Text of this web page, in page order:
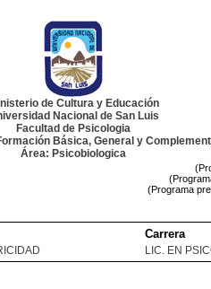
de Cultura y Educación
Nacional de San Luis
Facultad de Psicologia
Básica, General y
Área: Psicobiologica
(Programa
Carrera
LIC. EN